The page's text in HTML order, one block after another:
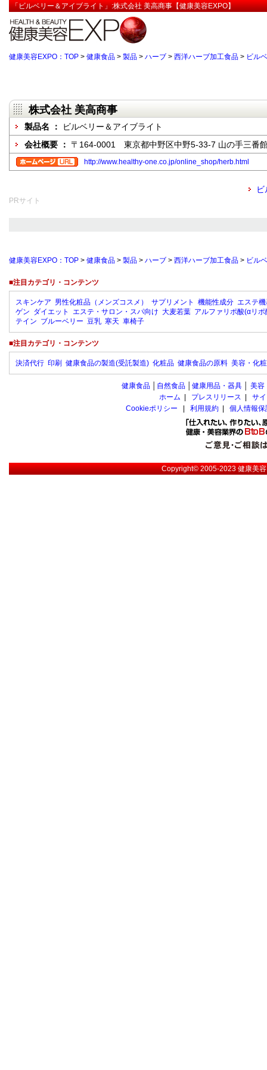
「ビルベリー＆アイブライト」:株式会社 美高商事【健康美容EXPO】
健康美容EXPO：TOP > 健康食品 > 製品 > ハーブ > 西洋ハーブ加工食品 > ビル
株式会社 美高商事
製品名 ：
ビルベリー＆アイブライト
会社概要 ： 〒164-0001 東京都中野区中野5-33-7 山の手三番
http://www.healthy-one.co.jp/online_shop/herb.html
PRサイト
健康美容EXPO：TOP > 健康食品 > 製品 > ハーブ > 西洋ハーブ加工食品 > ビル
■注目カテゴリ・コンテンツ
スキンケア 男性化粧品（メンズコスメ） サプリメント 機能性成分 エステ
ゲン ダイエット エステ・サロン・スパ向け 大麦若葉 アルファリポ酸(αリポ
テイン ブルーベリー 豆乳 寒天 車椅子
■注目カテゴリ・コンテンツ
決済代行 印刷 健康食品の製造(受託製造) 化粧品 健康食品の原料 美容・化
健康食品 自然食品 健康用品・器具 美容
ホーム
プレスリリース
サ
Cookieポリシー
利用規約 個人情報
Copyright© 2005-2023健康美